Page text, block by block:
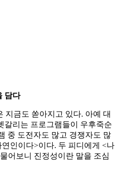
담다
지금도 쏟아지고 있다. 아예 대
갈리는 프로그램들이 우후죽순
중 도전자도 많고 경쟁자도 많
인이다>이다. 두 피디에게 <나
어보니 진정성이란 말을 조심